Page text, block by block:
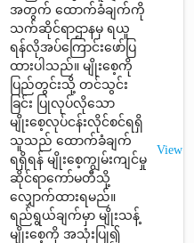
အတွက် ထောက်ခံချက်ကို
သက်ဆိုင်ရာဌာနမှ ရယူ
ရန်လိုအပ်ကြောင်းဖော်ပြ
ထားပါသည်။ မျိုးစေ့ကို
ပြည်တွင်းသို့ တင်သွင်း
ခြင်း ပြုလုပ်လိုသော
မျိုးစေ့လုပ်ငန်းလိုင်စင်ရရှိ
သူသည် ထောက်ခံချက်
ရရှိရန် မျိုးစေ့ကျွမ်းကျင်မှု
ဆိုင်ရာကော်မတီသို့
လျှောက်ထားရမည်။
ရည်ရွယ်ချက်မှာ မျိုးသန့်
မျိုးစေ့ကို အသုံးပြု၍
View